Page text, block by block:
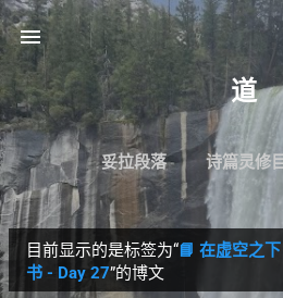
跳至主要内
道
妥拉段落 诗篇灵修
博
目前显示的是标签为“📘 在虚空之
书 - Day 27”的博文